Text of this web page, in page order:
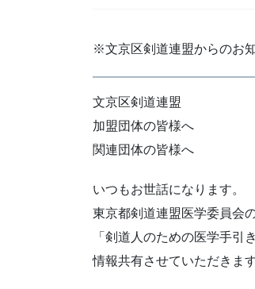
※文京区剣道連盟からのお
文京区剣道連盟
加盟団体の皆様へ
関連団体の皆様へ
いつもお世話になります。
東京都剣道連盟医学委員会
「剣道人のための医学手引
情報共有させていただきます